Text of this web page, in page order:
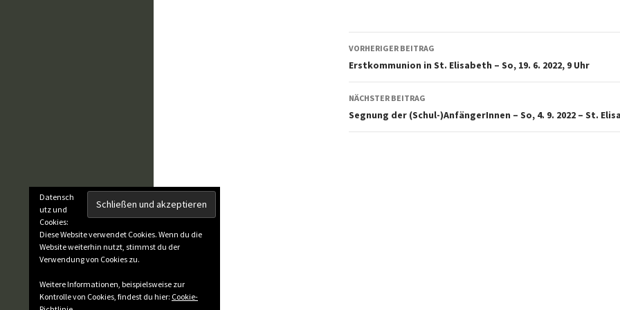
Beitragsnavigation
VORHERIGER BEITRAG
Erstkommunion in St. Elisabeth – So, 19. 6. 2022, 9 Uhr
NÄCHSTER BEITRAG
Segnung der (Schul-)AnfängerInnen – So, 4. 9. 2022 – St.
Datensch
utz und
Cookies:
Diese Website verwendet Cookies. Wenn du die
Website weiterhin nutzt, stimmst du der
Verwendung von Cookies zu.
Weitere Informationen, beispielsweise zur
Kontrolle von Cookies, findest du hier: Cookie-